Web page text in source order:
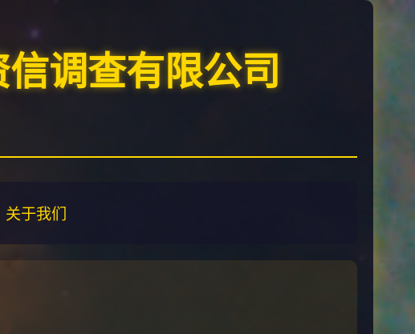
调查有限公司
关于我们